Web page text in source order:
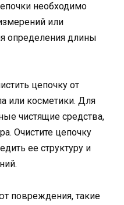
необходимо
или
определения длины
цепочку от
или косметики. Для
чистящие средства,
Очистите цепочку
ее структуру и
повреждения, такие